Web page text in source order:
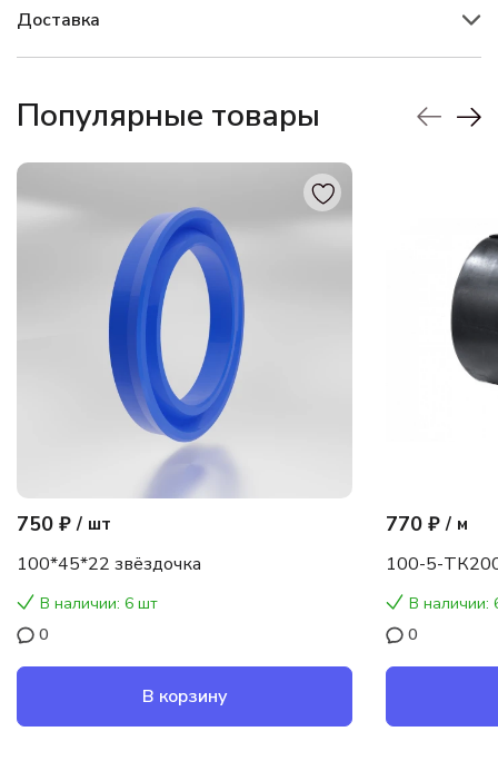
Доставка
Популярные товары
750 ₽ / шт
100*45*22 звёздочка
В наличии: 6 шт
0
В корзину
770 ₽ / м
100-5-
В наличии:
0